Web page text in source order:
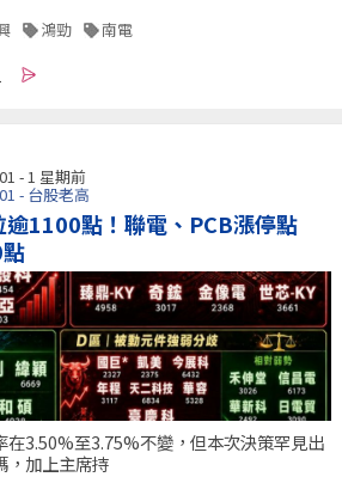
鴻勁 南電
- 1 星期前
- 台股老高
1100點！聯電、PCB漲停點
在3.50%至3.75%不變，但本次決策罕見出
，加上主席持